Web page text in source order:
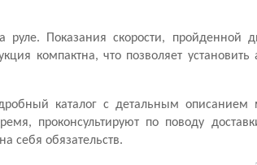
Показания скорости, пройденной
компактна, что позволяет установить
каталог с детальным описанием
проконсультируют по поводу
себя обязательств.